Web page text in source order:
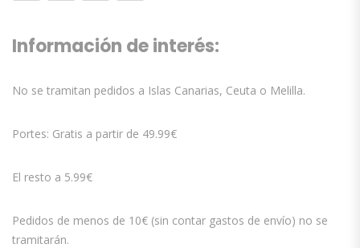
Información de interés:
No se tramitan pedidos a Islas Canarias, Ceuta o Melilla.
Portes: Gratis a partir de 49.99€
El resto a 5.99€
Pedidos de menos de 10€ (sin contar gastos de envío) no se
tramitarán.